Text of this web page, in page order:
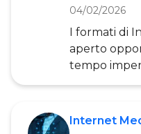
questo
l’utente
pubblicitaria
04/02/2026
I formati di
aperto
tempo
semplice
sufficiente
Internet